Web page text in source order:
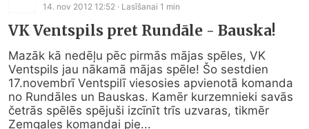
14. nov 2012 12:52 · Lasīšanai 1 min
VK Ventspils pret Rundāle - Bauska!
Mazāk kā nedēļu pēc pirmās mājas spēles, VK
Ventspils jau nākamā mājas spēle! Šo sestdien
17.novembrī Ventspilī viesosies apvienotā komanda
no Rundāles un Bauskas. Kamēr kurzemnieki savās
četrās spēlēs spējuši izcīnīt trīs uzvaras, tikmēr
Zemgales komandai pie...